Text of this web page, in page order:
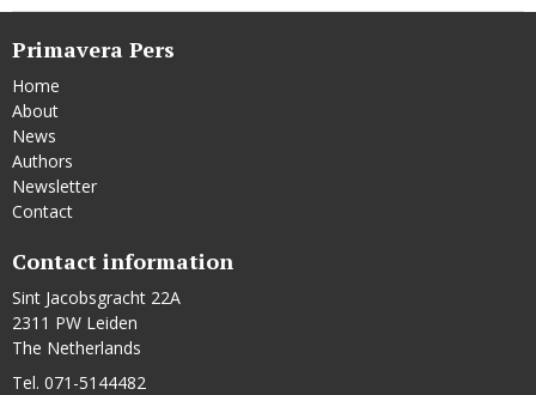
Primavera Pers
Home
About
News
Authors
Newsletter
Contact
Contact information
Sint Jacobsgracht 22A
2311 PW Leiden
The Netherlands
Tel. 071-5144482